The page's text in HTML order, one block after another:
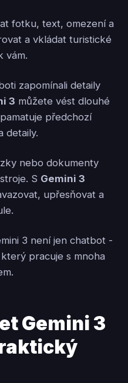
fotku, text, omezení a
a vkládat turistické
vám.
zapomínali detaily
3 můžete vést dlouhé
předchozí
detaily.
nebo dokumenty
S Gemini 3
upřesňovat a
3 není jen chatbot -
pracuje s mnoha
Gemini 3